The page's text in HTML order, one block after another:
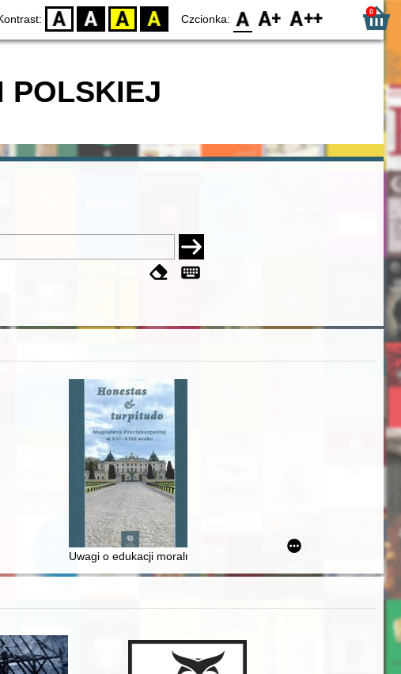
D BW YB BY Czcionka: F0 F1 F2 0
POLSKIEJ
mieszczaństwa w 2. poł. XIX w
z rodu ŚlązakaUwagi o edukacji moralnej synów szlacheckich w XVI-wiecznej